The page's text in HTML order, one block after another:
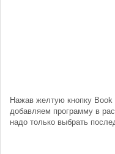
Нажав желтую кнопку
добавляем программу в
надо только выбрать